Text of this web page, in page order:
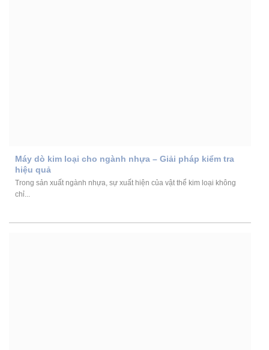
Máy dò kim loại cho ngành nhựa – Giải pháp kiểm tra
hiệu quả
Trong sản xuất ngành nhựa, sự xuất hiện của vật thể kim loại không
chỉ...